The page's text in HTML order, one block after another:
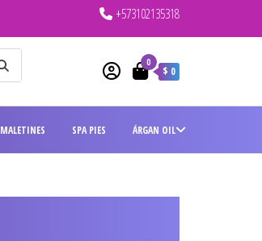
+573102135318
0
$ 0
MALETINES SPA PIES ÁRGAN OIL